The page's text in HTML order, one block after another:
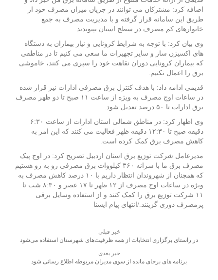
اضافه کرد: مشترکان می‌ توانند در جریان میزان مصرف خود از
طریق این سامانه قرار گرفته و با مدیریت مصرف به جمع
خانوارهای کم مصرف در سطح استان بپیوندند.
وی بیان کرد: با توجه به شرایط کرونایی و نیاز بیماران به دستگاه‌
های اکسیژن‌ ساز و سایر تجهیزات ما سعی می‌ کنیم تا در مناطقی
که بیماران کرونایی دوران نقاهت خود را سپری می‌ کنند، خاموشی
برق را اعمال نکنیم.
قدیمی ادامه داد: با هدف کنترل برق مصرفی ادارات نیز قرار شده
در ساعات اوج مصرف به ویژه از ساعت ۱۱ صبح تا دو ظهر مصرف
برق ادارات تا ۵۰ درصد تعدیل شود.
وی اظهار کرد: در مناطق شمالی استان ادارات از ساعت ۶:۳۰
دقیقه صبح تا ۱۲:۳۰ دقیقه ظهر فعالیت می‌ کنند که این امر به
کاهش مصرف برق کمک کرده است.
مدیرعامل شرکت توزیع برق استان اردبیل تصریح کرد: در اوج پیک
مصرف برق ما با سرانه ۳۶۰ کیلووات برق مصرفی رو به‌ رو هستیم
که همچنان از شهروندان انتظار داریم با ۱۰ درصد کاهش مصرف به
ویژه در ساعات اوج مصرف از ۱۲ ظهر تا ۱۷ عصر و ۸:۳۰ شب تا
۱۱ شرکت توزیع برق را کمک کنند و از استفاده وسایل برقی
پرمصرف دوری گزینند./انتهای پیام ایسنا
خبر قبلی
در راستای برگزاری انتخابات از همه ظرفیت‌‌های شهرستان استفاده می‌شود
خبر بعدی
برنامه‌ های برجای مانده از سوی مدیران مربوطه اطلاع رسانی شود